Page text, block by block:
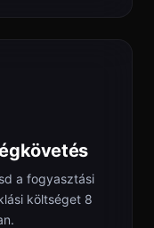
a fogyasztási
költséget 8